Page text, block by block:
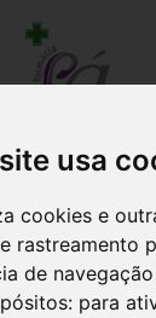
usa
cookies e
rastreamento
de
para